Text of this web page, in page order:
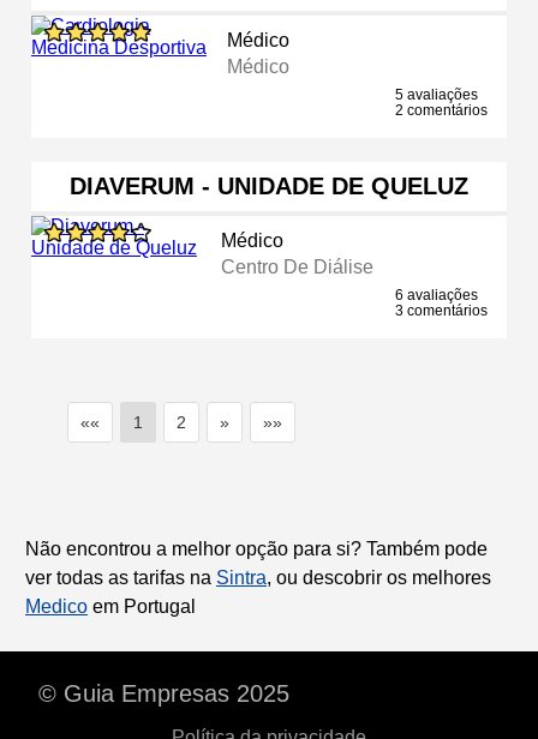
Médico
Médico
5 avaliações
2 comentários
DIAVERUM - UNIDADE DE QUELUZ
Médico
Centro De Diálise
6 avaliações
3 comentários
«« 1 2 » »»
Não encontrou a melhor opção para si? Também pode
ver todas as tarifas na Sintra, ou descobrir os melhores
Medico em Portugal
© Guia Empresas 2025